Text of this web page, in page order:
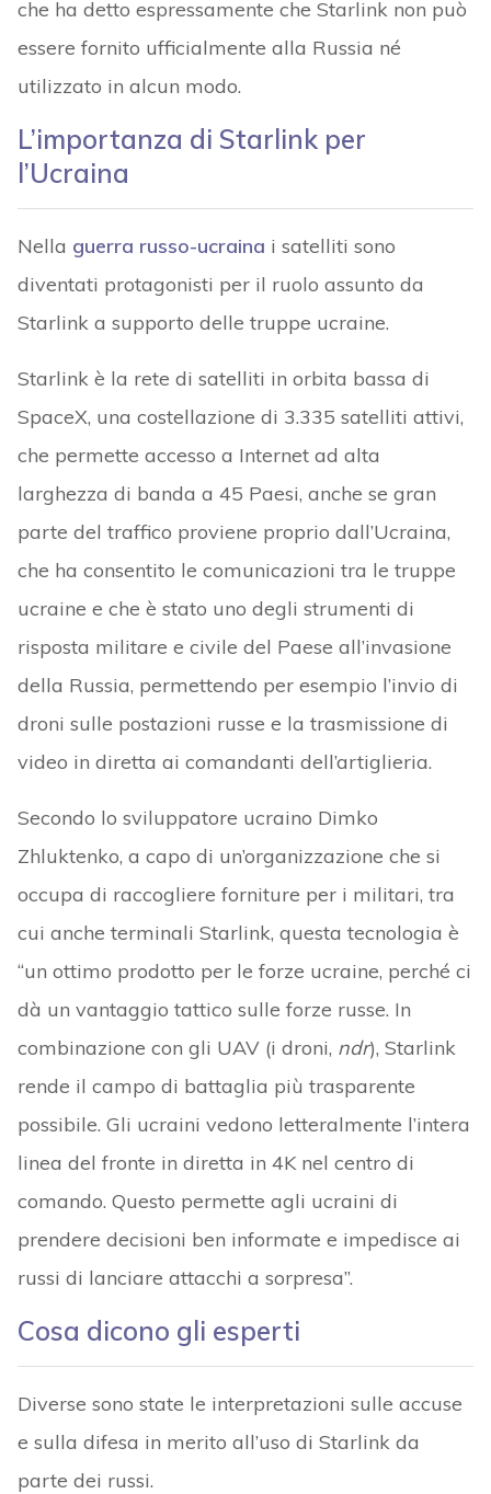
che ha detto espressamente che Starlink non può
essere fornito ufficialmente alla Russia né
utilizzato in alcun modo.
L’importanza di Starlink per
l’Ucraina
Nella guerra russo-ucraina i satelliti sono
diventati protagonisti per il ruolo assunto da
Starlink a supporto delle truppe ucraine.
Starlink è la rete di satelliti in orbita bassa di
SpaceX, una costellazione di 3.335 satelliti attivi,
che permette accesso a Internet ad alta
larghezza di banda a 45 Paesi, anche se gran
parte del traffico proviene proprio dall’Ucraina,
che ha consentito le comunicazioni tra le truppe
ucraine e che è stato uno degli strumenti di
risposta militare e civile del Paese all’invasione
della Russia, permettendo per esempio l’invio di
droni sulle postazioni russe e la trasmissione di
video in diretta ai comandanti dell’artiglieria.
Secondo lo sviluppatore ucraino Dimko
Zhluktenko, a capo di un’organizzazione che si
occupa di raccogliere forniture per i militari, tra
cui anche terminali Starlink, questa tecnologia è
“un ottimo prodotto per le forze ucraine, perché ci
dà un vantaggio tattico sulle forze russe. In
combinazione con gli UAV (i droni, ndr), Starlink
rende il campo di battaglia più trasparente
possibile. Gli ucraini vedono letteralmente l’intera
linea del fronte in diretta in 4K nel centro di
comando. Questo permette agli ucraini di
prendere decisioni ben informate e impedisce ai
russi di lanciare attacchi a sorpresa”.
Cosa dicono gli esperti
Diverse sono state le interpretazioni sulle accuse
e sulla difesa in merito all’uso di Starlink da
parte dei russi.